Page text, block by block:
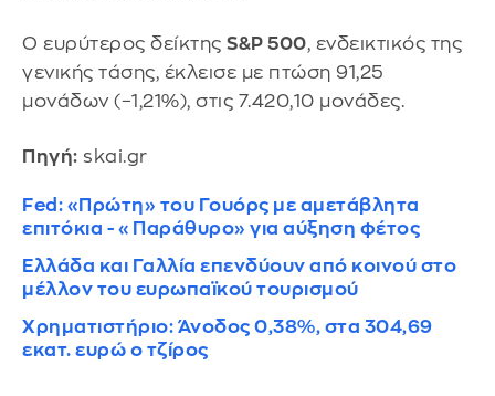
Ο ευρύτερος δείκτης S&P 500, ενδεικτικός της
γενικής τάσης, έκλεισε με πτώση 91,25
μονάδων (–1,21%), στις 7.420,10 μονάδες.
Πηγή: skai.gr
Fed: «Πρώτη» του Γουόρς με αμετάβλητα
επιτόκια - «Παράθυρο» για αύξηση φέτος
Ελλάδα και Γαλλία επενδύουν από κοινού στο
μέλλον του ευρωπαϊκού τουρισμού
Χρηματιστήριο: Άνοδος 0,38%, στα 304,69
εκατ. ευρώ ο τζίρος